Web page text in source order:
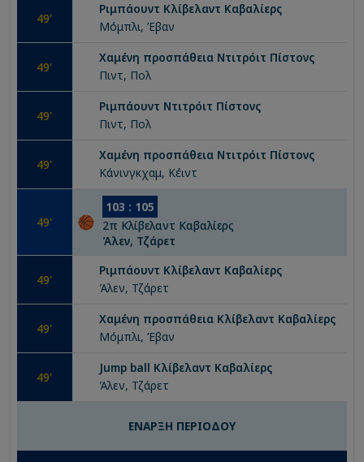
49'
Ριμπάουντ Κλίβελαντ Καβαλίερς
Μόμπλι, Έβαν
49'
Χαμένη προσπάθεια Ντιτρόιτ Πίστονς
Πιντ, Πολ
49'
Ριμπάουντ Ντιτρόιτ Πίστονς
Πιντ, Πολ
49'
Χαμένη προσπάθεια Ντιτρόιτ Πίστονς
Κάνινγκχαμ, Κέιντ
49'
103 : 105
2π Κλίβελαντ Καβαλίερς
Άλεν, Τζάρετ
49'
Ριμπάουντ Κλίβελαντ Καβαλίερς
Άλεν, Τζάρετ
49'
Χαμένη προσπάθεια Κλίβελαντ Καβαλίερς
Μόμπλι, Έβαν
49'
Jump ball Κλίβελαντ Καβαλίερς
Άλεν, Τζάρετ
ΕΝΑΡΞΗ ΠΕΡΙΟΔΟΥ